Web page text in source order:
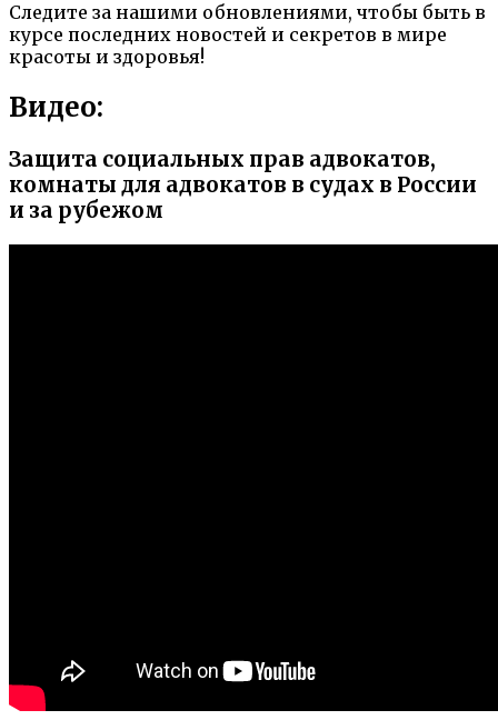
Следите за нашими обновлениями, чтобы быть в
курсе последних новостей и секретов в мире
красоты и здоровья!
Видео:
Защита социальных прав адвокатов,
комнаты для адвокатов в судах в России
и за рубежом